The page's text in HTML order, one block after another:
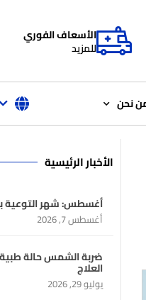
الأسعاف الفوري
للمزيد
نحن
الأخبار الرئيسية
أغسطس: شهر التوعية
أغسطس 7, 2026
ضربة الشمس حالة طبية
العلاج
يوليو 29, 2026